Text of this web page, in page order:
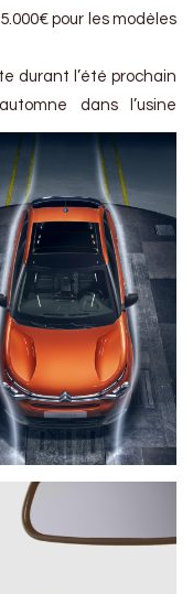
pour les modèles
durant l’été prochain
dans l’usine